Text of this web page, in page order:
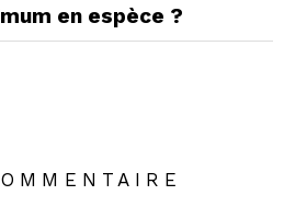
en espèce ?